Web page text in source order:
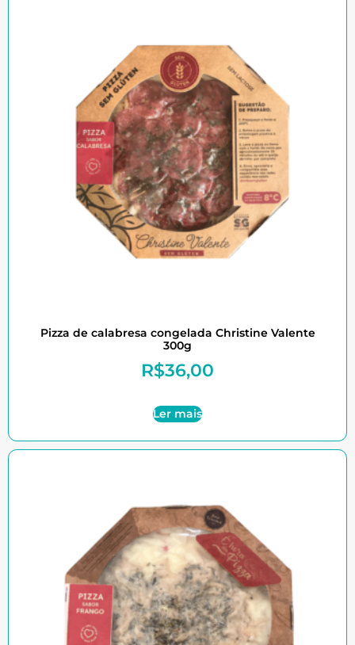
Pizza de calabresa congelada Christine Valente
300g
R$36,00
Ler mais